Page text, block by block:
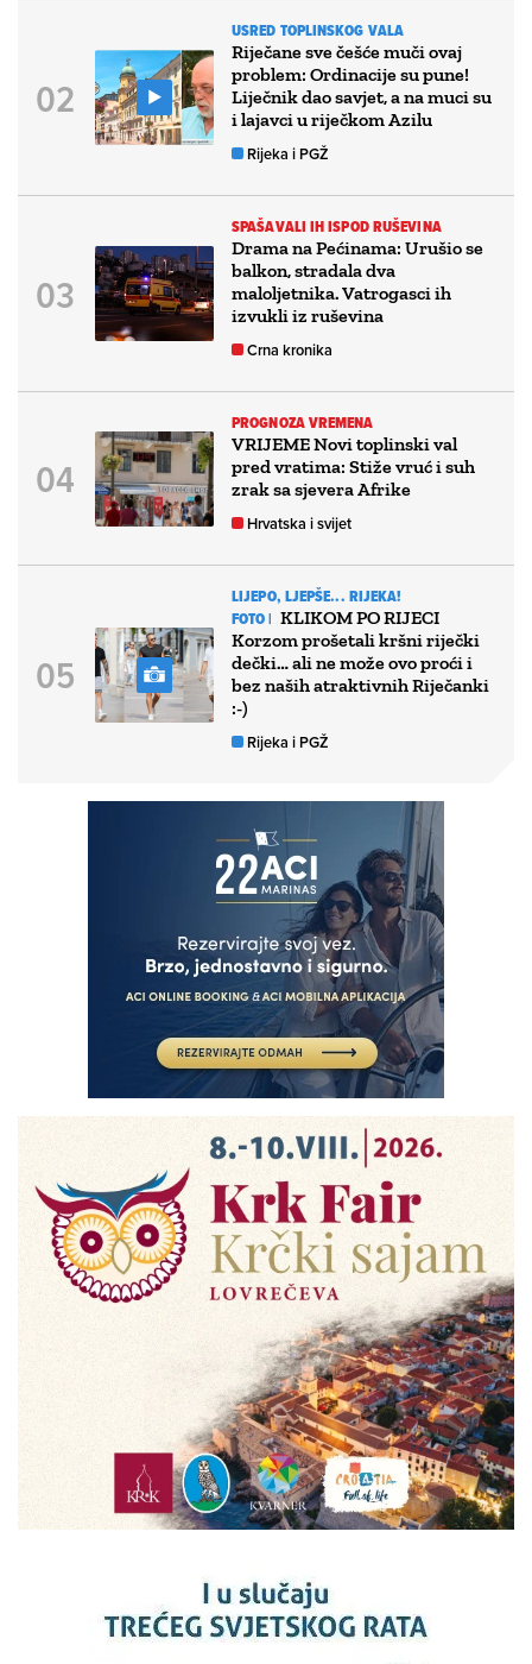
USRED TOPLINSKOG VALA
Riječane sve češće muči ovaj
problem: Ordinacije su pune!
Liječnik dao savjet, a na muci su
i lajavci u riječkom Azilu
Rijeka i PGŽ
SPAŠAVALI IH ISPOD RUŠEVINA
Drama na Pećinama: Urušio se
balkon, stradala dva
maloljetnika. Vatrogasci ih
izvukli iz ruševina
Crna kronika
PROGNOZA VREMENA
VRIJEME Novi toplinski val
pred vratima: Stiže vruć i suh
zrak sa sjevera Afrike
Hrvatska i svijet
LIJEPO, LJEPŠE... RIJEKA!
FOTO | KLIKOM PO RIJECI
Korzom prošetali kršni riječki
dečki… ali ne može ovo proći i
bez naših atraktivnih Riječanki
:-)
Rijeka i PGŽ